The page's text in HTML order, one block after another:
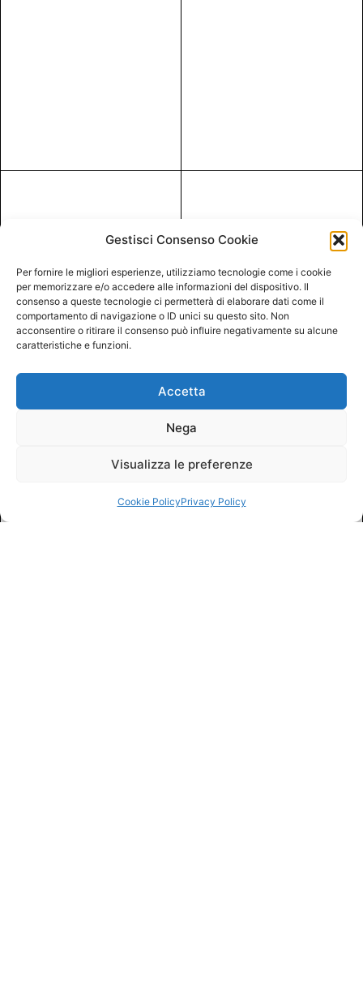
Gestisci Consenso Cookie
Per fornire le migliori esperienze, utilizziamo tecnologie come i cookie
per memorizzare e/o accedere alle informazioni del dispositivo. Il
consenso a queste tecnologie ci permetterà di elaborare dati come il
comportamento di navigazione o ID unici su questo sito. Non
acconsentire o ritirare il consenso può influire negativamente su alcune
caratteristiche e funzioni.
Accetta
Nega
Visualizza le preferenze
Cookie PolicyPrivacy Policy